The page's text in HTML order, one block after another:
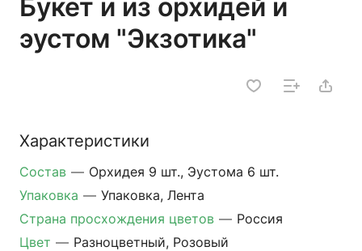
Букет и из орхидей и
эустом "Экзотика"
Характеристики
Состав — Орхидея 9 шт., Эустома 6 шт.
Упаковка — Упаковка, Лента
Страна просхождения цветов — Россия
Цвет — Разноцветный, Розовый